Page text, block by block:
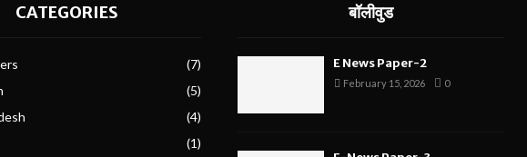
CATEGORIES
(7)
(5)
(4)
(1)
बॉलीवुड
E News Paper-2
February 15, 2026 0